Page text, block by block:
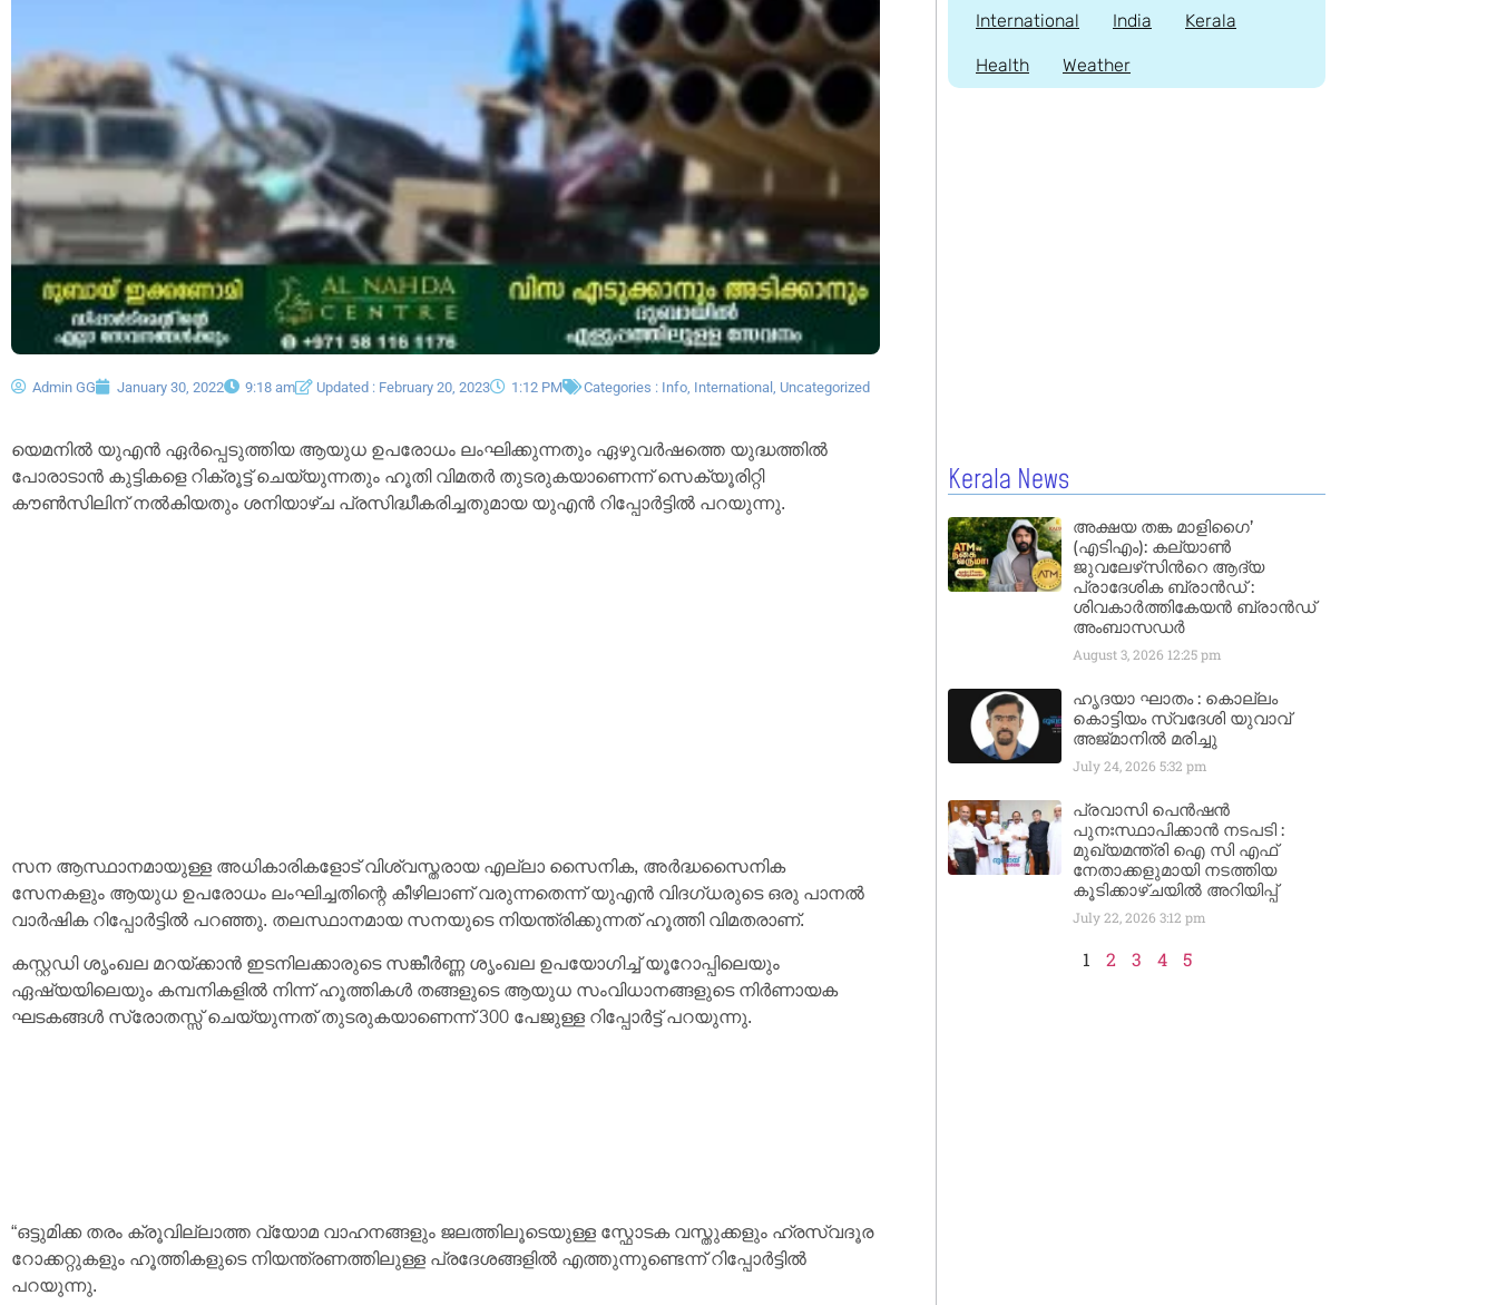
Admin GG January 30, 2022 9:18 am Updated : February 20, 2023 1:12 PM Categories : Info International Uncategorized
യെമനിൽ യുഎൻ ഏർപ്പെടുത്തിയ ആയുധ ഉപരോധം ലംഘിക്കുന്നതും ഏഴുവർഷത്തെ യുദ്ധത്തിൽ
പോരാടാൻ കുട്ടികളെ റിക്രൂട്ട് ചെയ്യുന്നതും ഹൂതി വിമതർ തുടരുകയാണെന്ന് സെക്യൂരിറ്റി
കൗൺസിലിന് നൽകിയതും ശനിയാഴ്ച പ്രസിദ്ധീകരിച്ചതുമായ യുഎൻ റിപ്പോർട്ടിൽ പറയുന്നു.
സന ആസ്ഥാനമായുള്ള അധികാരികളോട് വിശ്വസ്തരായ എല്ലാ സൈനിക, അർദ്ധസൈനിക
സേനകളും ആയുധ ഉപരോധം ലംഘിച്ചതിന്റെ കീഴിലാണ് വരുന്നതെന്ന് യുഎൻ വിദഗ്ധരുടെ ഒരു പാനൽ
വാർഷിക റിപ്പോർട്ടിൽ പറഞ്ഞു. തലസ്ഥാനമായ സനയുടെ നിയന്ത്രിക്കുന്നത് ഹൂത്തി വിമതരാണ്.
കസ്റ്റഡി ശൃംഖല മറയ്ക്കാൻ ഇടനിലക്കാരുടെ സങ്കീർണ്ണ ശൃംഖല ഉപയോഗിച്ച് യൂറോപ്പിലെയും
ഏഷ്യയിലെയും കമ്പനികളിൽ നിന്ന് ഹൂത്തികൾ തങ്ങളുടെ ആയുധ സംവിധാനങ്ങളുടെ നിർണായക
ഘടകങ്ങൾ സ്രോതസ്സ് ചെയ്യുന്നത് തുടരുകയാണെന്ന് 300 പേജുള്ള റിപ്പോർട്ട് പറയുന്നു.
“ഒട്ടുമിക്ക തരം ക്രൂവില്ലാത്ത വ്യോമ വാഹനങ്ങളും ജലത്തിലൂടെയുള്ള സ്ഫോടക വസ്തുക്കളും ഹ്രസ്വദൂര
റോക്കറ്റുകളും ഹൂത്തികളുടെ നിയന്ത്രണത്തിലുള്ള പ്രദേശങ്ങളിൽ എത്തുന്നുണ്ടെന്ന് റിപ്പോർട്ടിൽ
പറയുന്നു.
International India Kerala
Health Weather
Kerala News
അക്ഷയ തങ്ക മാളിഗൈ’
(എടിഎം): കല്യാണ്‍
ജുവലേഴ്‌സിന്‍റെ ആദ്യ
പ്രാദേശിക ബ്രാന്‍ഡ് :
ശിവകാര്‍ത്തികേയന്‍ ബ്രാന്‍ഡ്
അംബാസഡര്‍
August 3, 2026 12:25 pm
ഹൃദയാ ഘാതം : കൊല്ലം
കൊട്ടിയം സ്വദേശി യുവാവ്
അജ്മാനിൽ മരിച്ചു
July 24, 2026 5:32 pm
പ്രവാസി പെൻഷൻ
പുനഃസ്ഥാപിക്കാൻ നടപടി :
മുഖ്യമന്ത്രി ഐ സി എഫ്
നേതാക്കളുമായി നടത്തിയ
കൂടിക്കാഴ്ചയിൽ അറിയിപ്പ്
July 22, 2026 3:12 pm
1 2 3 4 5